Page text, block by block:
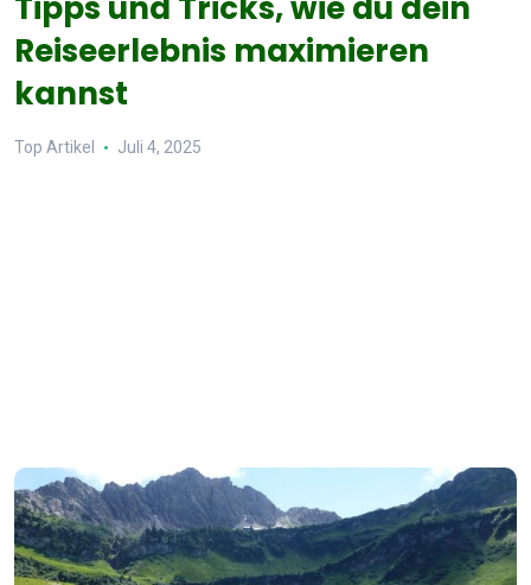
Reiseerlebnis maximieren
kannst
Top Artikel Juli 4, 2025